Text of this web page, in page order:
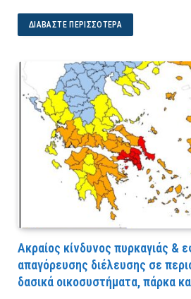
ΔΙΑΒΆΣΤΕ ΠΕΡΙΣΣΌΤΕΡΑ
Ακραίος κίνδυνος πυρκαγιάς &
απαγόρευσης διέλευσης σε
δασικά οικοσυστήματα, πάρκα